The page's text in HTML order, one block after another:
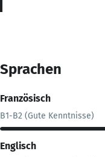
Sprachen
Französisch
B1-B2 (Gute Kenntnisse)
Englisch